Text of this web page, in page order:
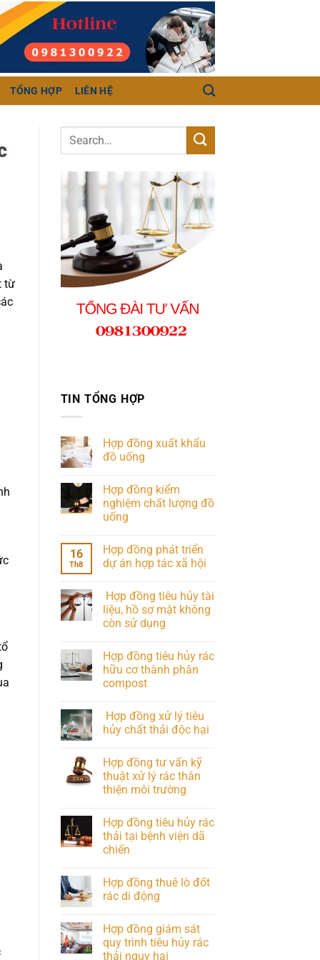
TỔNG HỢP LIÊN HỆ
từ
TIN TỔNG HỢP
Hợp đồng xuất khẩu
đồ uống
Hợp đồng kiểm
nghiệm chất lượng đồ
uống
16
Th8
Hợp đồng phát triển
dự án hợp tác xã hội
Hợp đồng tiêu hủy tài
liệu, hồ sơ mật không
còn sử dụng
Hợp đồng tiêu hủy rác
hữu cơ thành phân
compost
Hợp đồng xử lý tiêu
hủy chất thải độc hại
Hợp đồng tư vấn kỹ
thuật xử lý rác thân
thiện môi trường
Hợp đồng tiêu hủy rác
thải tại bệnh viện dã
chiến
Hợp đồng thuê lò đốt
rác di động
Hợp đồng giám sát
quy trình tiêu hủy rác
thải nguy hại